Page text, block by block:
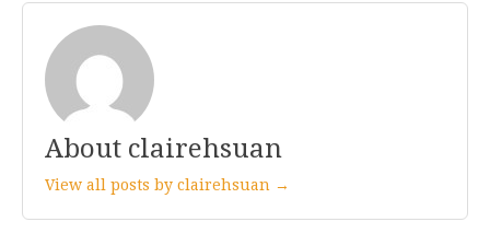
About clairehsuan
View all posts by clairehsuan →